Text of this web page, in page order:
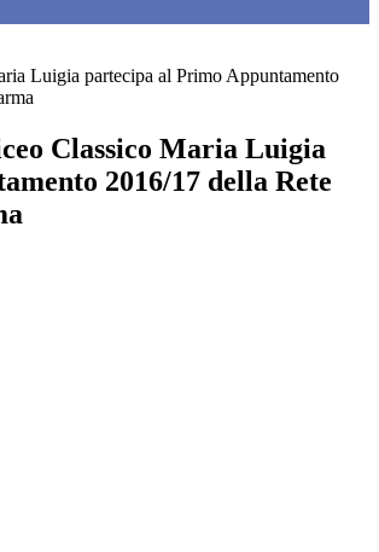
Luigia partecipa al Primo Appuntamento
Classico Maria Luigia
2016/17 della Rete